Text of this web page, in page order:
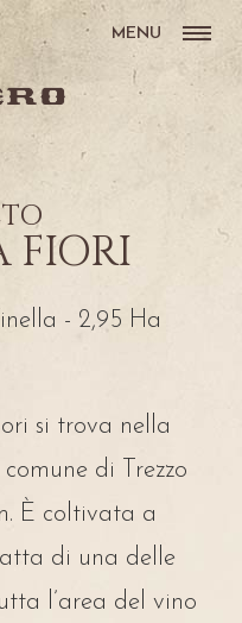
MENU
FIORI
- 2,95 Ha
si trova nella
di Trezzo
È coltivata a
di una delle
l’area del vino